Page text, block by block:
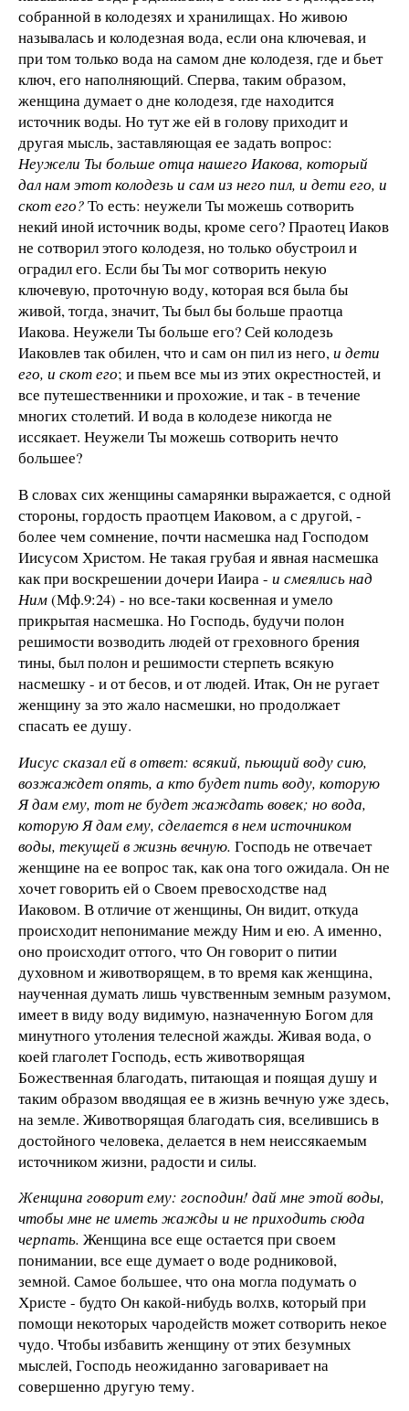
собранной в колодезях и хранилищах. Но живою
называлась и колодезная вода, если она ключевая, и
при том только вода на самом дне колодезя, где и бьет
ключ, его наполняющий. Сперва, таким образом,
женщина думает о дне колодезя, где находится
источник воды. Но тут же ей в голову приходит и
другая мысль, заставляющая ее задать вопрос:
Неужели Ты больше отца нашего Иакова, который
дал нам этот колодезь и сам из него пил, и дети его, и
скот его?То есть: неужели Ты можешь сотворить
некий иной источник воды, кроме сего? Праотец Иаков
не сотворил этого колодезя, но только обустроил и
оградил его. Если бы Ты мог сотворить некую
ключевую, проточную воду, которая вся была бы
живой, тогда, значит, Ты был бы больше праотца
Иакова. Неужели Ты больше его? Сей колодезь
Иаковлев так обилен, что и сам он пил из него,и дети
его, и скот его; и пьем все мы из этих окрестностей, и
все путешественники и прохожие, и так - в течение
многих столетий. И вода в колодезе никогда не
иссякает. Неужели Ты можешь сотворить нечто
большее?
В словах сих женщины самарянки выражается, с одной
стороны, гордость праотцем Иаковом, а с другой, -
более чем сомнение, почти насмешка над Господом
Иисусом Христом. Не такая грубая и явная насмешка
как при воскрешении дочери Иаира - и смеялись над
Ним(Мф.9:24) - но все-таки косвенная и умело
прикрытая насмешка. Но Господь, будучи полон
решимости возводить людей от греховного брения
тины, был полон и решимости стерпеть всякую
насмешку - и от бесов, и от людей. Итак, Он не ругает
женщину за это жало насмешки, но продолжает
спасать ее душу.
Иисус сказал ей в ответ: всякий, пьющий воду сию,
возжаждет опять, а кто будет пить воду, которую
Я дам ему, тот не будет жаждать вовек; но вода,
которую Я дам ему, сделается в нем источником
воды, текущей в жизнь вечную. Господь не отвечает
женщине на ее вопрос так, как она того ожидала. Он не
хочет говорить ей о Своем превосходстве над
Иаковом. В отличие от женщины, Он видит, откуда
происходит непонимание между Ним и ею. А именно,
оно происходит оттого, что Он говорит о питии
духовном и животворящем, в то время как женщина,
наученная думать лишь чувственным земным разумом,
имеет в виду воду видимую, назначенную Богом для
минутного утоления телесной жажды. Живая вода, о
коей глаголет Господь, есть животворящая
Божественная благодать, питающая и поящая душу и
таким образом вводящая ее в жизнь вечную уже здесь,
на земле. Животворящая благодать сия, вселившись в
достойного человека, делается в нем неиссякаемым
источником жизни, радости и силы.
Женщина говорит ему: господин! дай мне этой воды,
чтобы мне не иметь жажды и не приходить сюда
черпать. Женщина все еще остается при своем
понимании, все еще думает о воде родниковой,
земной. Самое большее, что она могла подумать о
Христе - будто Он какой-нибудь волхв, который при
помощи некоторых чародейств может сотворить некое
чудо. Чтобы избавить женщину от этих безумных
мыслей, Господь неожиданно заговаривает на
совершенно другую тему.